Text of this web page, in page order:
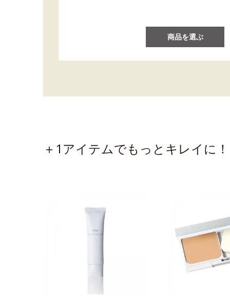
商品を選ぶ
＋1アイテムでもっとキレイに！